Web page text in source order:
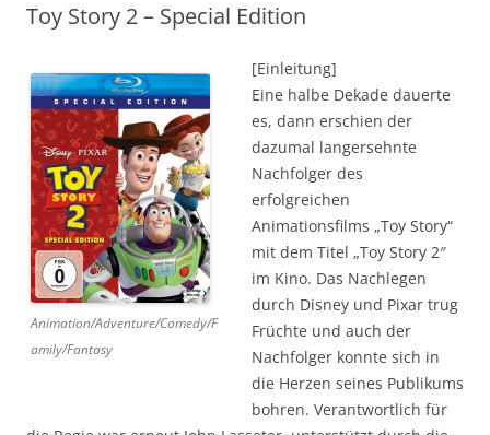
Toy Story 2 – Special Edition
Animation/Adventure/Comedy/F
amily/Fantasy
[Einleitung]
Eine halbe Dekade dauerte
es, dann erschien der
dazumal langersehnte
Nachfolger des
erfolgreichen
Animationsfilms „Toy Story“
mit dem Titel „Toy Story 2″
im Kino. Das Nachlegen
durch Disney und Pixar trug
Früchte und auch der
Nachfolger konnte sich in
die Herzen seines Publikums
bohren. Verantwortlich für